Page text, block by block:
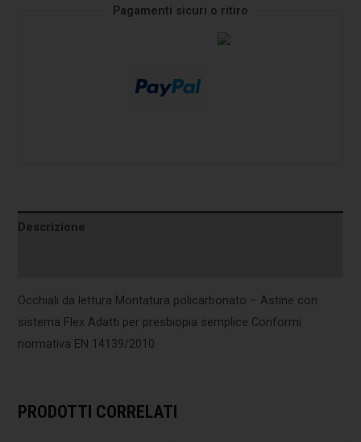
Pagamenti sicuri o ritiro
Descrizione
Occhiali da lettura Montatura policarbonato – Astine con
sistema Flex Adatti per presbiopia semplice Conformi
normativa EN 14139/2010
PRODOTTI CORRELATI